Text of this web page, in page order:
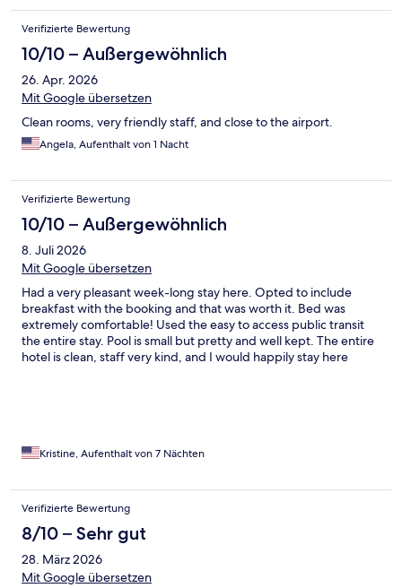
Verifizierte Bewertung
10/10 – Außergewöhnlich
26. Apr. 2026
Mit Google übersetzen
Clean rooms, very friendly staff, and close to the airport.
Angela, Aufenthalt von 1 Nacht
Verifizierte Bewertung
10/10 – Außergewöhnlich
8. Juli 2026
Mit Google übersetzen
Had a very pleasant week-long stay here. Opted to include
breakfast with the booking and that was worth it. Bed was
extremely comfortable! Used the easy to access public transit
the entire stay. Pool is small but pretty and well kept. The entire
hotel is clean, staff very kind, and I would happily stay here
Kristine, Aufenthalt von 7 Nächten
Verifizierte Bewertung
8/10 – Sehr gut
28. März 2026
Mit Google übersetzen